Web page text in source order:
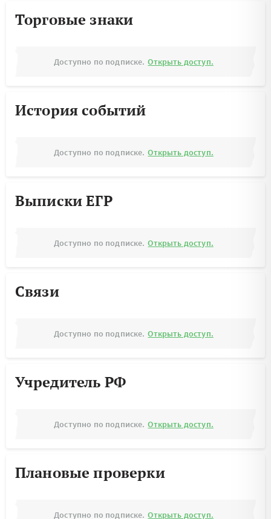
Торговые знаки
Доступно по подписке. Открыть доступ.
История событий
Доступно по подписке. Открыть доступ.
Выписки ЕГР
Доступно по подписке. Открыть доступ.
Связи
Доступно по подписке. Открыть доступ.
Учредитель РФ
Доступно по подписке. Открыть доступ.
Плановые проверки
Доступно по подписке. Открыть доступ.